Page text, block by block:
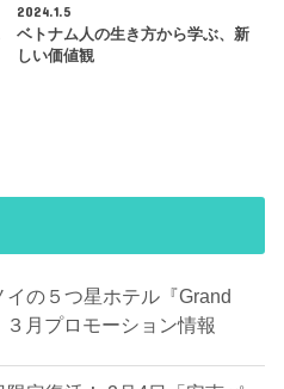
2024.1.5
ベトナム人の生き方から学ぶ、新
しい価値観
の５つ星ホテル『Grand
月プロモーション情報